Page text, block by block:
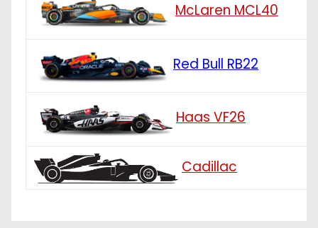
McLaren MCL40
Red Bull RB22
Haas VF26
Cadillac